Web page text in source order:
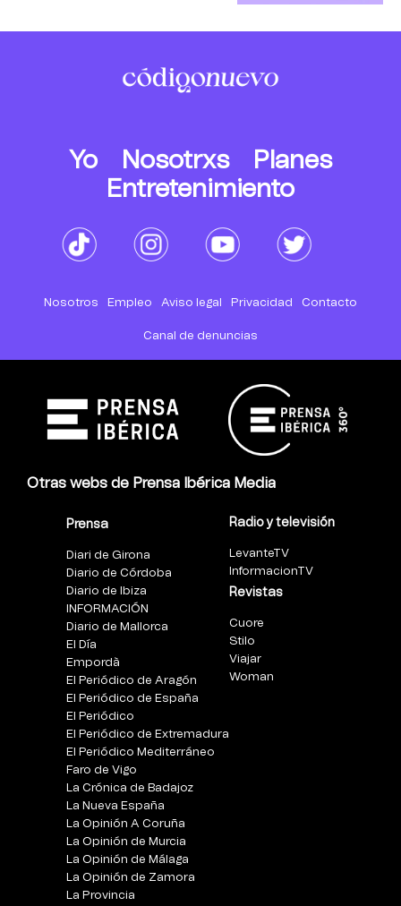
Yo Nosotrxs
Planes
Entretenimiento
Nosotros Empleo Aviso legal Privacidad Contacto
Canal de denuncias
Otras webs de Prensa Ibérica Media
Prensa
Diari de Girona
Diario de Córdoba
Diario de Ibiza
INFORMACIÓN
Diario de Mallorca
El Día
Empordà
El Periódico de Aragón
El Periódico de España
El Periódico
El Periódico de Extremadura
El Periódico Mediterráneo
Faro de Vigo
La Crónica de Badajoz
La Nueva España
La Opinión A Coruña
La Opinión de Murcia
La Opinión de Málaga
La Opinión de Zamora
La Provincia
Radio y televisión
LevanteTV
InformacionTV
Revistas
Cuore
Stilo
Viajar
Woman